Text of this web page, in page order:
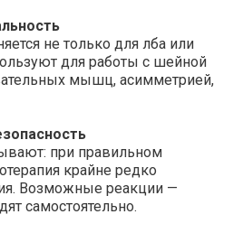
не только для лба или
для работы с шейной
мышц, асимметрией,
при правильном
крайне редко
Возможные реакции —
самостоятельно.